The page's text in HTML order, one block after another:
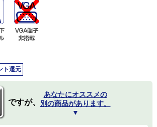
ト還元
ですが、
あなたにオススメの
別の商品があります。
▼